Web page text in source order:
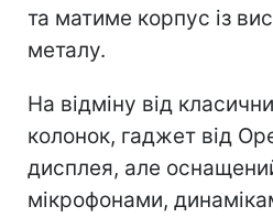
та матиме корпус із
металу.
На відміну від
колонок, гаджет від
дисплея, але
мікрофонами,